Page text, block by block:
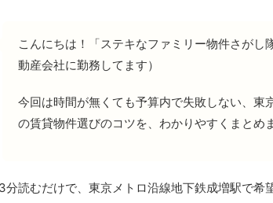
こんにちは！「ステキなファミリー物件さがし
動産会社に勤務してます）
今回は時間が無くても予算内で失敗しない、東
の賃貸物件選びのコツを、わかりやすくまとめ
分読むだけで、東京メトロ沿線地下鉄成増駅で希